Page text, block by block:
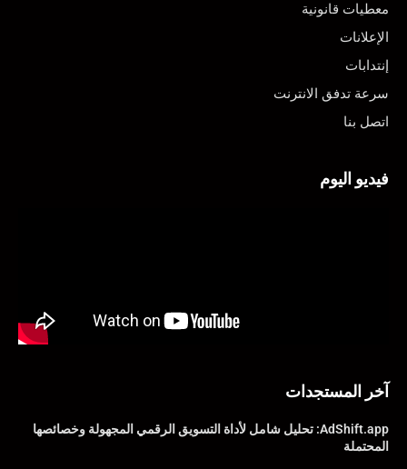
معطيات قانونية
الإعلانات
إنتدابات
سرعة تدفق الانترنت
اتصل بنا
فيديو اليوم
آخر المستجدات
AdShift.app: تحليل شامل لأداة التسويق الرقمي المجهولة وخصائصها
المحتملة